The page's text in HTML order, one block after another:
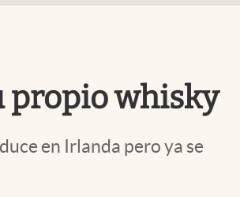
propio whisky
en Irlanda pero ya se